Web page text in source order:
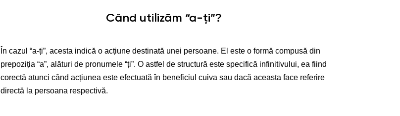
Când utilizăm “a-ți”?
În cazul “a-ți”, acesta indică o acțiune destinată unei persoane. El este o formă compusă din
prepoziția “a”, alături de pronumele “ți”. O astfel de structură este specifică infinitivului, ea fiind
corectă atunci când acțiunea este efectuată în beneficiul cuiva sau dacă aceasta face referire
directă la persoana respectivă.